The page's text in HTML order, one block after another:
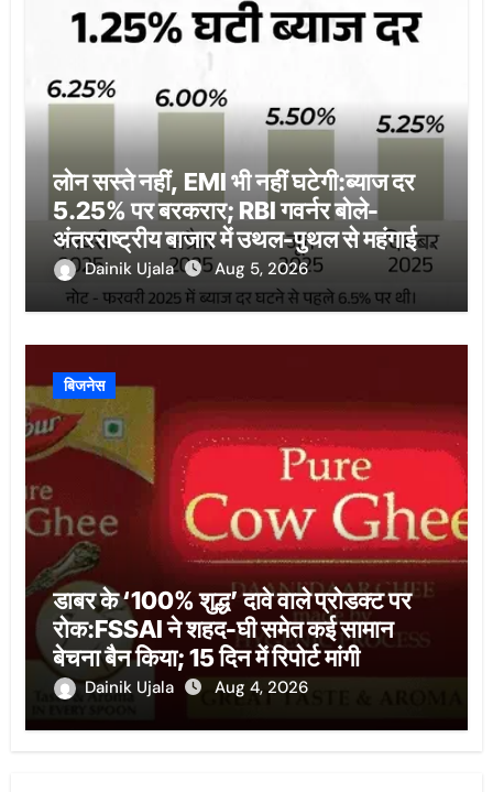
लोन सस्ते नहीं, EMI भी नहीं घटेगी:ब्याज दर
5.25% पर बरकरार; RBI गवर्नर बोले-
अंतरराष्ट्रीय बाजार में उथल-पुथल से महंगाई
बढ़ीDainik Ujala Aug 5, 2026
बिजनेस
डाबर के ‘100% शुद्ध’ दावे वाले प्रोडक्ट पर
रोक:FSSAI ने शहद-घी समेत कई सामान
बेचना बैन किया; 15 दिन में रिपोर्ट मांगी
Dainik Ujala Aug 4, 2026